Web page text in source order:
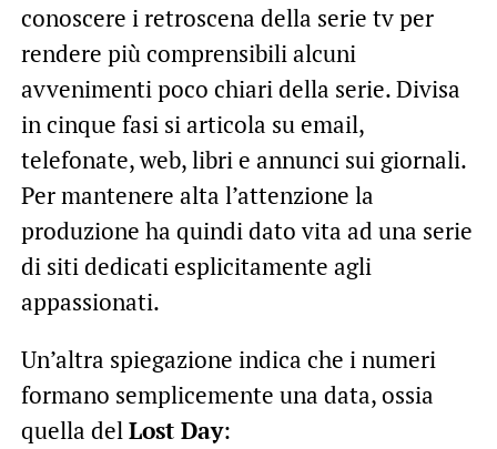
conoscere i retroscena della serie tv per
rendere più comprensibili alcuni
avvenimenti poco chiari della serie. Divisa
in cinque fasi si articola su email,
telefonate, web, libri e annunci sui giornali.
Per mantenere alta l’attenzione la
produzione ha quindi dato vita ad una serie
di siti dedicati esplicitamente agli
appassionati.
Un’altra spiegazione indica che i numeri
formano semplicemente una data, ossia
quella delLost Day: